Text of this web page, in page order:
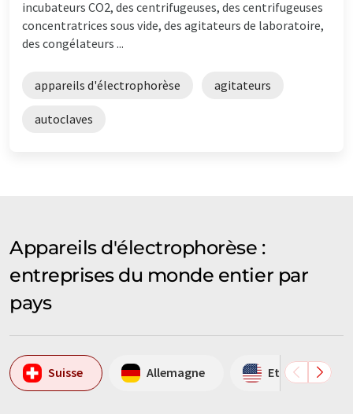
incubateurs CO2, des centrifugeuses, des centrifugeuses
concentratrices sous vide, des agitateurs de laboratoire,
des congélateurs ...
appareils d'électrophorèse agitateurs
autoclaves
Appareils d'électrophorèse :
entreprises du monde entier par
pays
Suisse Allemagne Etats-Unis